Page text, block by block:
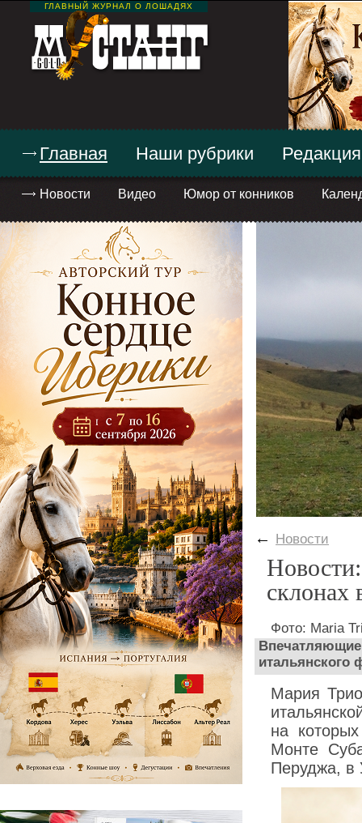
ГЛАВНЫЙ ЖУРНАЛ О ЛОШАДЯХ
Главная
Новости Видео Юмор от конников
Наши рубрики Редакция
← Новости
склонах
Фото: Maria
итальянского
Мария
на
Монте
Перуджа, в